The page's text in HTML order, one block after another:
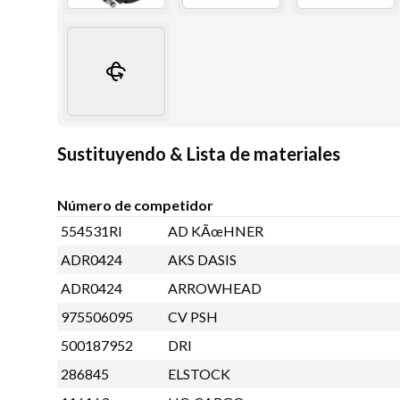
Sustituyendo & Lista de materiales
Número de competidor
554531RI
AD KÃœHNER
ADR0424
AKS DASIS
ADR0424
ARROWHEAD
975506095
CV PSH
500187952
DRI
286845
ELSTOCK